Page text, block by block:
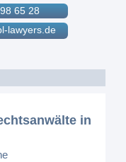
65 28
lawyers.de
in